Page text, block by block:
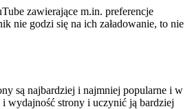
zawierające m.in. preferencje
nie godzi się na ich załadowanie, to nie
są najbardziej i najmniej popularne i w
wydajność strony i uczynić ją bardziej